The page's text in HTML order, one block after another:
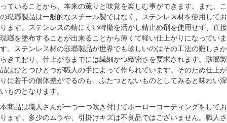
っていることから、本来の薫りと味覚を楽しむ事ができます。また、こ
の琺瑯製品は一般的なスチール製ではなく、ステンレス材を使用してお
ります。ステンレスの錆にくい特徴を活かし錆止め剤を使用せず、直接
琺瑯を塗布することが出来ることから薄くて軽い仕上がりになっていま
す。ステンレス材の琺瑯製品が世界でも珍しいのはその工法の難しさか
らきており、仕上がるまでには繊細かつ緻密さを要求されます。琺瑯製
品はひとつひとつが職人の手によって作られています。そのため仕上が
りに若干の個体差がでるのも、ふたつとないものとしてみると味わい深
いものとなります。
本商品は職人さんが一つ一つ吹き付けてホーローコーティングをしてお
ります。多少のムラや、引掛けキズは不良品ではございません。職人さ